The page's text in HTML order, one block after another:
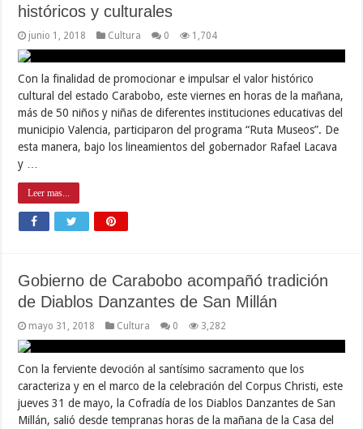
históricos y culturales
junio 1, 2018 Cultura 0 1,704
Con la finalidad de promocionar e impulsar el valor histórico
cultural del estado Carabobo, este viernes en horas de la mañana,
más de 50 niños y niñas de diferentes instituciones educativas del
municipio Valencia, participaron del programa “Ruta Museos”. De
esta manera, bajo los lineamientos del gobernador Rafael Lacava
y …
Leer mas...
Gobierno de Carabobo acompañó tradición
de Diablos Danzantes de San Millán
mayo 31, 2018 Cultura 0 3,282
Con la ferviente devoción al santísimo sacramento que los
caracteriza y en el marco de la celebración del Corpus Christi, este
jueves 31 de mayo, la Cofradía de los Diablos Danzantes de San
Millán, salió desde tempranas horas de la mañana de la Casa del